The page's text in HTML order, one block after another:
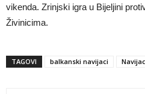
vikenda. Zrinjski igra u Bijeljini
Živinicima.
TAGOVI balkanski navijaci